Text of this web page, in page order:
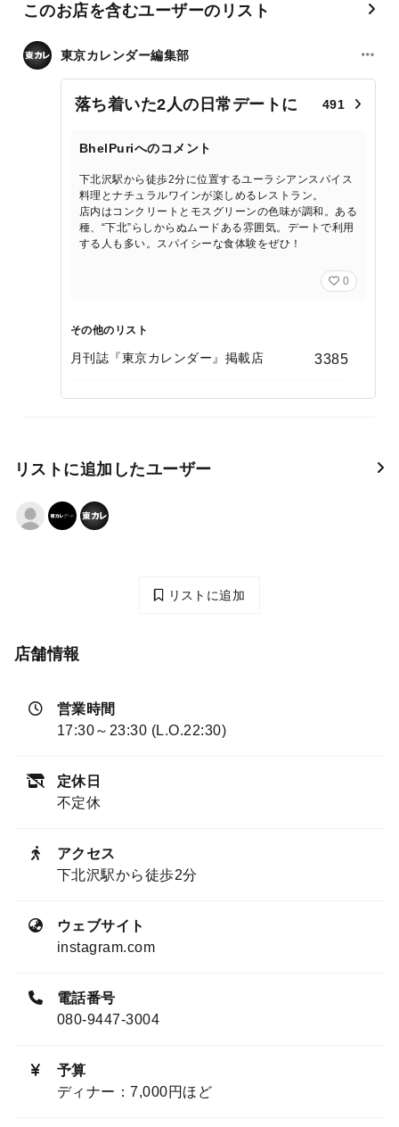
このお店を含むユーザーのリスト
東京カレンダー編集部
落ち着いた2人の日常デートに 491
BhelPuriへのコメント
下北沢駅から徒歩2分に位置するユーラシアンスパイス
料理とナチュラルワインが楽しめるレストラン。
店内はコンクリートとモスグリーンの色味が調和。ある
種、“下北”らしからぬムードある雰囲気。デートで利用
する人も多い。スパイシーな食体験をぜひ！
0
その他のリスト
月刊誌『東京カレンダー』掲載店 3385
リストに追加したユーザー
リストに追加
店舗情報
営業時間
17:30～23:30 (L.O.22:30)
定休日
不定休
アクセス
下北沢駅から徒歩2分
ウェブサイト
instagram.com
電話番号
080-9447-3004
予算
ディナー：7,000円ほど